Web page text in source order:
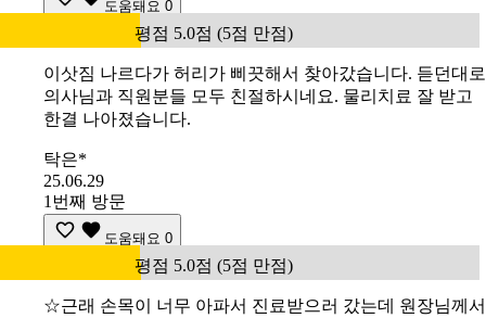
도움돼요 0
평점 5.0점 (5점 만점)
이삿짐 나르다가 허리가 삐끗해서 찾아갔습니다. 듣던대로
의사님과 직원분들 모두 친절하시네요. 물리치료 잘 받고
한결 나아졌습니다.
탁은*
25.06.29
1번째 방문
도움돼요 0
평점 5.0점 (5점 만점)
☆근래 손목이 너무 아파서 진료받으러 갔는데 원장님께서